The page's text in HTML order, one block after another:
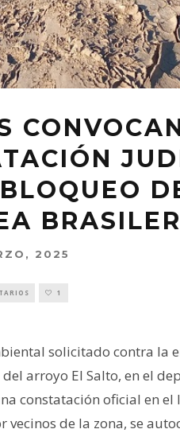
2025
1
solicitado contra la
arroyo El Salto, en el
constatación oficial en
de la zona, se